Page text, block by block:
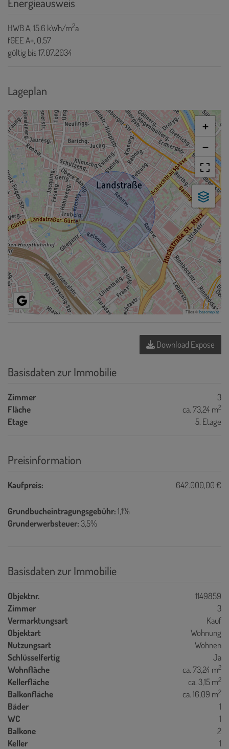
HWBA, 15.6 kWh/m2a
fGEEA+, 0,57
gültig bis17.07.2034
Lageplan
+
−
Tiles ©basemap.at
Download Expose
Basisdaten zur Immobilie
Zimmer
3
Fläche
ca. 73,24 m2
Etage 5. Etage
Preisinformation
Kaufpreis: 642.000,00 €
Grundbucheintragungsgebühr:1,1%
Grunderwerbsteuer:3,5%
Basisdaten zur Immobilie
Objektnr.
1149859
Zimmer
3
Vermarktungsart
Kauf
Objektart
Wohnung
Nutzungsart
Wohnen
Schlüsselfertig
Ja
Wohnfläche
ca. 73,24 m2
Kellerfläche ca. 3,15 m2
Balkonfläche ca. 16,09 m2
Bäder
1
WC
1
Balkone
2
Keller
1